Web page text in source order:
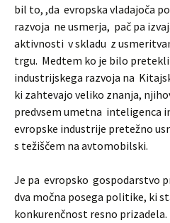
bil to, ,da evropska vladajoča
razvoja ne usmerja, pač pa
aktivnosti v skladu z
trgu. Medtem ko je bilo
industrijskega razvoja na
ki zahtevajo veliko znanja,
predvsem umetna inteligenca
evropske industrije pretežno
s težiščem na avtomobilski.
Je pa evropsko gospodarstvo
dva močna posega politike, ki
konkurenčnost resno